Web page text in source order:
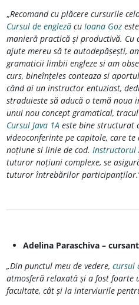
„Recomand cu plăcere cursurile
Cursul de englezăcu Ioana Goz
manieră practică și productivă.
ajute mereu să te autodepășești,
gramaticii limbii engleze si am
curs, bineînțeles conteaza si
când ai un instructor entuziast,
straduieste să aducă o temă noua
unui nou concept gramatical,
Cursul Java 1Aeste bine structurat
videoconferinte pe capitole, care
noțiune si linie de cod. Instructorul
tuturor noțiuni complexe, se
tuturor întrebărilor participanților.
Adelina Paraschiva – cursant
„Din punctul meu de vedere, cursul
atmosferă relaxată și a fost foarte
facultate, cât și la interviurile